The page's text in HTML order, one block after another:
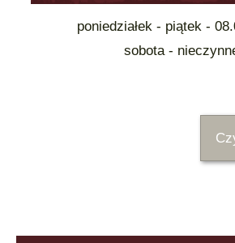
poniedziałek - piątek -
sobota -